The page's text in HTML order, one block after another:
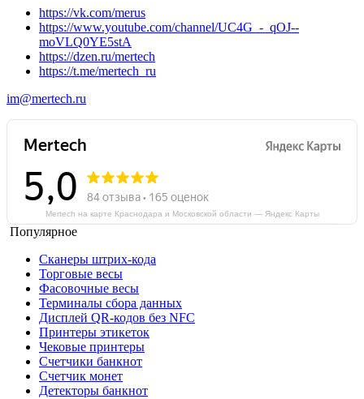
https://vk.com/merus
https://www.youtube.com/channel/UC4G_-_qOJ--
moVLQ0YE5stA
https://dzen.ru/mertech
https://t.me/mertech_ru
im@mertech.ru
Mertech на карте Краснодара и Московской области — Яндекс Карты
Популярное
Сканеры штрих-кода
Торговые весы
Фасовочные весы
Терминалы сбора данных
Дисплей QR-кодов без NFC
Принтеры этикеток
Чековые принтеры
Счетчики банкнот
Счетчик монет
Детекторы банкнот